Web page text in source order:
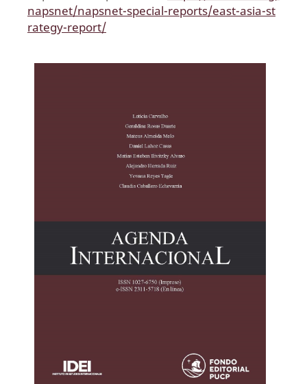
napsnet/napsnet-special-reports/east-asia-st
rategy-report/